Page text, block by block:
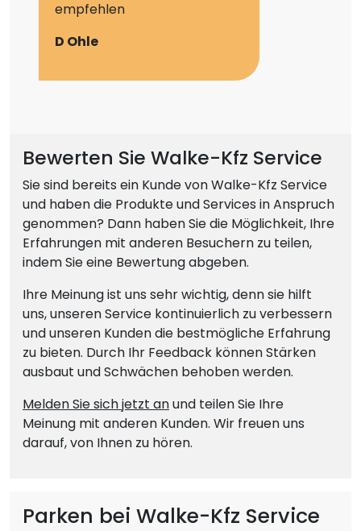
empfehlen
D Ohle
Bewerten Sie Walke-Kfz Service
Sie sind bereits ein Kunde von Walke-Kfz Service
und haben die Produkte und Services in Anspruch
genommen? Dann haben Sie die Möglichkeit, Ihre
Erfahrungen mit anderen Besuchern zu teilen,
indem Sie eine Bewertung abgeben.
Ihre Meinung ist uns sehr wichtig, denn sie hilft
uns, unseren Service kontinuierlich zu verbessern
und unseren Kunden die bestmögliche Erfahrung
zu bieten. Durch Ihr Feedback können Stärken
ausbaut und Schwächen behoben werden.
Melden Sie sich jetzt anund teilen Sie Ihre
Meinung mit anderen Kunden. Wir freuen uns
darauf, von Ihnen zu hören.
Parken bei Walke-Kfz Service